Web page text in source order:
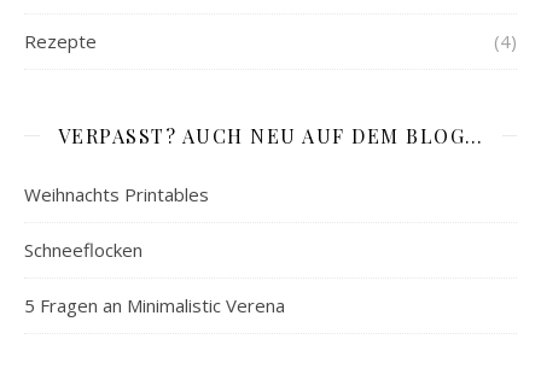
Rezepte (4)
VERPASST? AUCH NEU AUF DEM BLOG…
Weihnachts Printables
Schneeflocken
5 Fragen an Minimalistic Verena